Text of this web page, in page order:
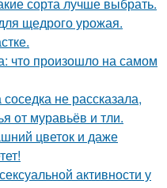
щедрого урожая.
что произошло на самом
не рассказала,
от муравьёв и тли.
цветок и даже
активности у